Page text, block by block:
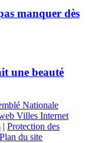
manquer dès
une beauté
| Protection des
Plan du site